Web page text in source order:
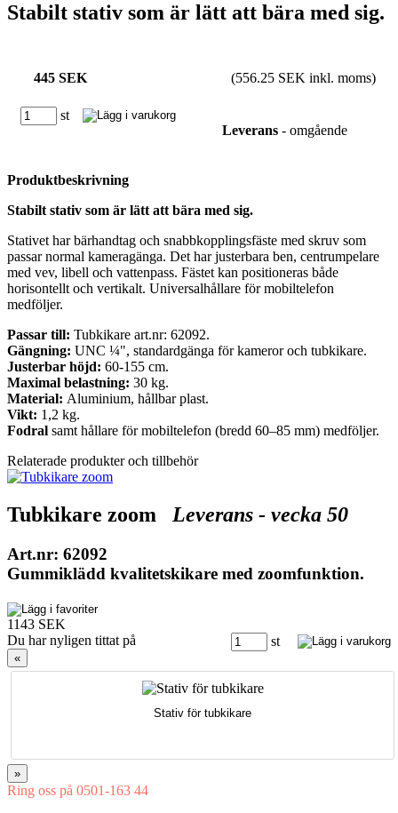
Stabilt stativ som är lätt att bära med sig.
445 SEK (556.25 SEK inkl. moms)
st
Leverans - omgående
Produktbeskrivning
Stabilt stativ som är lätt att bära med sig.
Stativet har bärhandtag och snabbkopplingsfäste med skruv som
passar normal kameragänga. Det har justerbara ben, centrumpelare
med vev, libell och vattenpass. Fästet kan positioneras både
horisontellt och vertikalt. Universalhållare för mobiltelefon
medföljer.
Passar till: Tubkikare art.nr: 62092.
Gängning: UNC ¼", standardgänga för kameror och tubkikare.
Justerbar höjd: 60-155 cm.
Maximal belastning: 30 kg.
Material: Aluminium, hållbar plast.
Vikt: 1,2 kg.
Fodral samt hållare för mobiltelefon (bredd 60–85 mm) medföljer.
Relaterade produkter och tillbehör
Tubkikare zoom Leverans - vecka 50
Art.nr: 62092
Gummiklädd kvalitetskikare med zoomfunktion.
1143 SEK
st
Du har nyligen tittat på
«
Stativ för tubkikare
»
Ring oss på 0501-163 44